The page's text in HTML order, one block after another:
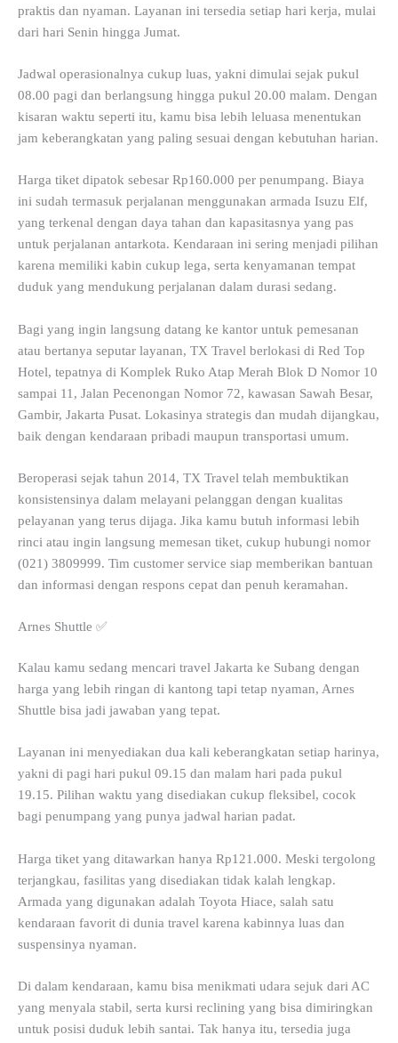
praktis dan nyaman. Layanan ini tersedia setiap hari kerja, mulai
dari hari Senin hingga Jumat.
Jadwal operasionalnya cukup luas, yakni dimulai sejak pukul
08.00 pagi dan berlangsung hingga pukul 20.00 malam. Dengan
kisaran waktu seperti itu, kamu bisa lebih leluasa menentukan
jam keberangkatan yang paling sesuai dengan kebutuhan harian.
Harga tiket dipatok sebesar Rp160.000 per penumpang. Biaya
ini sudah termasuk perjalanan menggunakan armada Isuzu Elf,
yang terkenal dengan daya tahan dan kapasitasnya yang pas
untuk perjalanan antarkota. Kendaraan ini sering menjadi pilihan
karena memiliki kabin cukup lega, serta kenyamanan tempat
duduk yang mendukung perjalanan dalam durasi sedang.
Bagi yang ingin langsung datang ke kantor untuk pemesanan
atau bertanya seputar layanan, TX Travel berlokasi di Red Top
Hotel, tepatnya di Komplek Ruko Atap Merah Blok D Nomor 10
sampai 11, Jalan Pecenongan Nomor 72, kawasan Sawah Besar,
Gambir, Jakarta Pusat. Lokasinya strategis dan mudah dijangkau,
baik dengan kendaraan pribadi maupun transportasi umum.
Beroperasi sejak tahun 2014, TX Travel telah membuktikan
konsistensinya dalam melayani pelanggan dengan kualitas
pelayanan yang terus dijaga. Jika kamu butuh informasi lebih
rinci atau ingin langsung memesan tiket, cukup hubungi nomor
(021) 3809999. Tim customer service siap memberikan bantuan
dan informasi dengan respons cepat dan penuh keramahan.
Arnes Shuttle ✅
Kalau kamu sedang mencari travel Jakarta ke Subang dengan
harga yang lebih ringan di kantong tapi tetap nyaman, Arnes
Shuttle bisa jadi jawaban yang tepat.
Layanan ini menyediakan dua kali keberangkatan setiap harinya,
yakni di pagi hari pukul 09.15 dan malam hari pada pukul
19.15. Pilihan waktu yang disediakan cukup fleksibel, cocok
bagi penumpang yang punya jadwal harian padat.
Harga tiket yang ditawarkan hanya Rp121.000. Meski tergolong
terjangkau, fasilitas yang disediakan tidak kalah lengkap.
Armada yang digunakan adalah Toyota Hiace, salah satu
kendaraan favorit di dunia travel karena kabinnya luas dan
suspensinya nyaman.
Di dalam kendaraan, kamu bisa menikmati udara sejuk dari AC
yang menyala stabil, serta kursi reclining yang bisa dimiringkan
untuk posisi duduk lebih santai. Tak hanya itu, tersedia juga